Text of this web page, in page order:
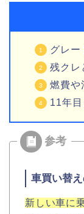
グレー
残クレ
燃費や
11年
車買い替
新しい車に